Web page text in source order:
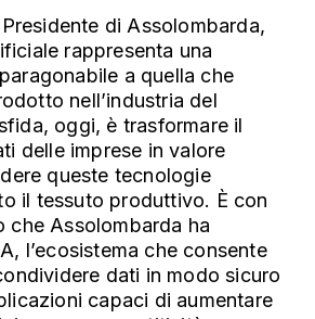
di Assolombarda,
rappresenta una
a quella che
nell’industria del
oggi, è trasformare il
delle imprese in valore
queste tecnologie
il tessuto produttivo. È con
che Assolombarda ha
l’ecosistema che consente
dati in modo sicuro
capaci di aumentare